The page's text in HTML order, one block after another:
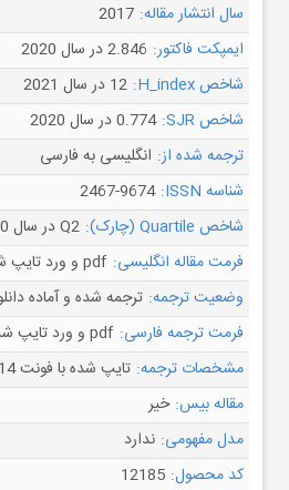
سال انتشار مقاله: 2017
ایمپکت فاکتور: 2.846 در سال 2020
شاخص H_index:
12 در سال 2021
شاخص SJR:
0.774 در سال 2020
ترجمه شده از: انگلیسی به فارسی
شناسه ISSN:
2467-9674
شاخص Quartile (چارک):
Q2 در سال 2020
فرمت مقاله انگلیسی: pdf و ورد تایپ شده با قابلیت ویرایش
وضعیت ترجمه: ترجمه شده و آماده
فرمت ترجمه فارسی: pdf و ورد تایپ شده با قابلیت ویرایش
مشخصات ترجمه: تایپ شده با فونت B Nazanin 14
مقاله بیس: خیر
مدل مفهومی: ندارد
کد محصول: 12185